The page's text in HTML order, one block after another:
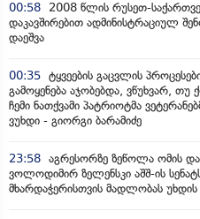
00:58
2008 წლის რუსეთ-
დაკავშირებით ადმინისტრაციულ
დაეშვა
00:35 ტყვეების გაცვლის
გამოყენება აჯობებდა, ვწუხვარ,
ჩემი ნათქვამი პატრიოტმა
ვუხდი - გიორგი ბარამიძე
23:58 აგრესორზე ზეწოლა ომის
ვოლოდიმირ ზელენსკი აშშ-ის სენატს
მხარდაჭერისთვის მადლობას უხდის